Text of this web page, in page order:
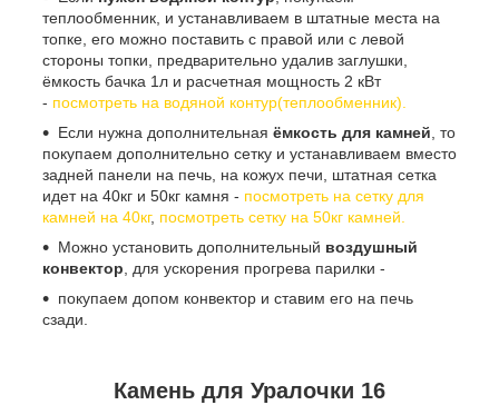
теплообменник, и устанавливаем в штатные места на
топке, его можно поставить с правой или с левой
стороны топки, предварительно удалив заглушки,
ёмкость бачка 1л и расчетная мощность 2 кВт
- посмотреть на водяной контур(теплообменник).
Если нужна дополнительная ёмкость для камней , то
покупаем дополнительно сетку и устанавливаем вместо
задней панели на печь, на кожух печи, штатная сетка
идет на 40кг и 50кг камня - посмотреть на сетку для
камней на 40кг, посмотреть сетку на 50кг камней.
Можно установить дополнительный воздушный
конвектор , для ускорения прогрева парилки -
покупаем допом конвектор и ставим его на печь
сзади.
Камень для Уралочки 16